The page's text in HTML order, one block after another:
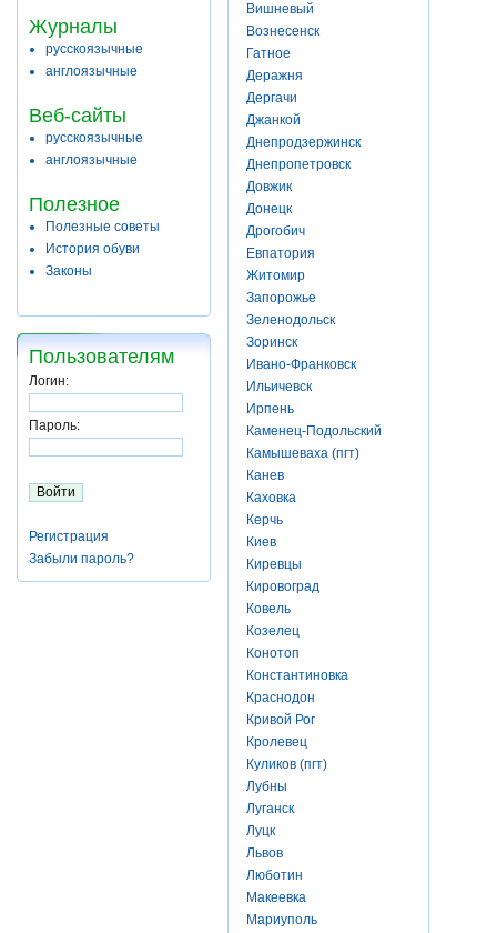
Журналы
русскоязычные
англоязычные
Веб-сайты
русскоязычные
англоязычные
Полезное
Полезные советы
История обуви
Законы
Пользователям
Логин:
Пароль:
Регистрация
Забыли пароль?
Вишневый
Вознесенск
Гатное
Деражня
Дергачи
Джанкой
Днепродзержинск
Днепропетровск
Довжик
Донецк
Дрогобич
Евпатория
Житомир
Запорожье
Зеленодольск
Зоринск
Ивано-Франковск
Ильичевск
Ирпень
Каменец-Подольский
Камышеваха (пгт)
Канев
Каховка
Керчь
Киев
Киревцы
Кировоград
Ковель
Козелец
Конотоп
Константиновка
Краснодон
Кривой Рог
Кролевец
Куликов (пгт)
Лубны
Луганск
Луцк
Львов
Люботин
Макеевка
Мариуполь